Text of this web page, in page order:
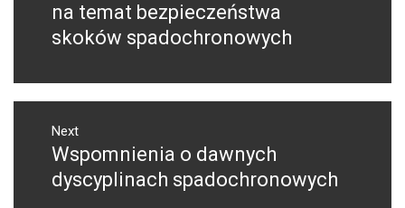
na temat bezpieczeństwa
skoków spadochronowych
Next
Next
post:
Wspomnienia o dawnych
dyscyplinach spadochronowych